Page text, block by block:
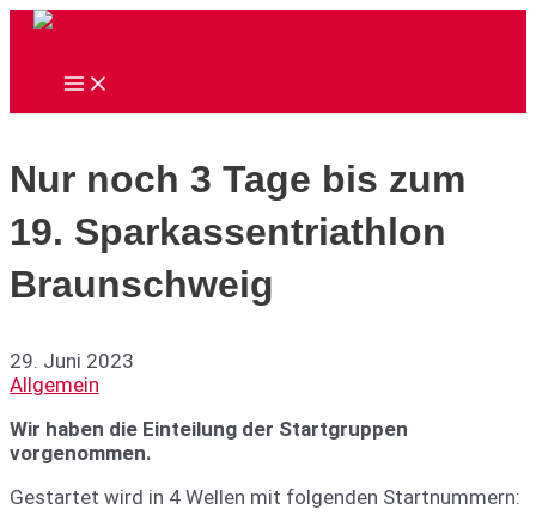
Zum
Main
Nur noch 3 Tage bis zum
19. Sparkassentriathlon
Braunschweig
29. Juni 2023
Allgemein
Wir haben die Einteilung der Startgruppen
vorgenommen.
Gestartet wird in 4 Wellen mit folgenden Startnummern: